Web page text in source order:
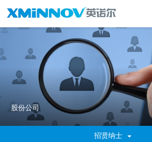
股份公司
招贤纳士